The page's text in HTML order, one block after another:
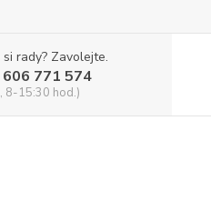
rady? Zavolejte.
771 574
8-15:30 hod.)